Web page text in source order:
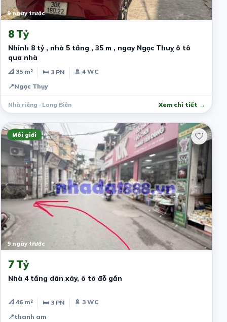
9 ngày trước
8 Tỷ
Nhỉnh 8 tỷ , nhà 5 tầng , 35 m , ngay Ngọc Thuỵ ô tô
qua nhà
📐 35 m² 🛏 3 PN
🚿 4 WC
📍Ngọc Thụy
Nhà riêng · Long Biên Xem chi tiết →
Môi giới
9 ngày trước
7 Tỷ
Nhà 4 tầng dân xây, ô tô đỗ gần
📐 46 m² 🛏 3 PN
🚿 3 WC
📍thanh am